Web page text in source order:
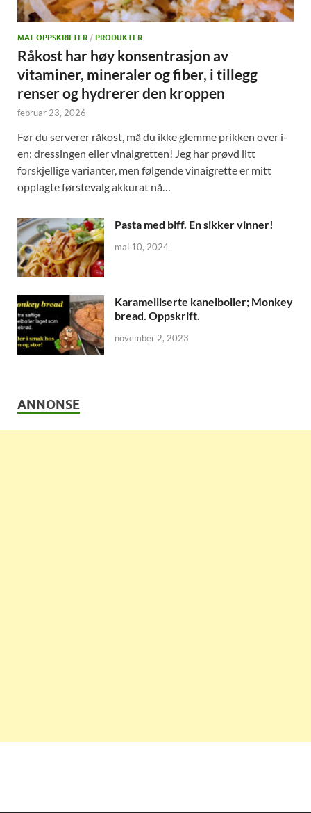
MAT-OPPSKRIFTER / PRODUKTER
Råkost har høy konsentrasjon av
vitaminer, mineraler og fiber, i tillegg
renser og hydrerer den kroppen
februar 23, 2026
Før du serverer råkost, må du ikke glemme prikken over i-
en; dressingen eller vinaigretten! Jeg har prøvd litt
forskjellige varianter, men følgende vinaigrette er mitt
opplagte førstevalg akkurat nå…
Pasta med biff. En sikker vinner!
mai 10, 2024
Karamelliserte kanelboller; Monkey
bread. Oppskrift.
november 2, 2023
ANNONSE